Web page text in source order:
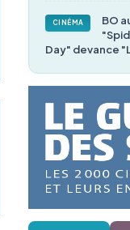
CINÉMA
BO
Day" devance